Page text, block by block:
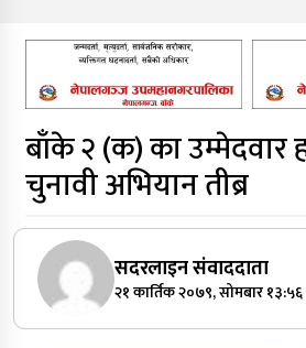
बाँके २ (क) का उम्मेदवार
चुनावी अभियान तीब्र
सदरलाइन संवाददाता
२१ कार्तिक २०७९, सोमबार १३:५६